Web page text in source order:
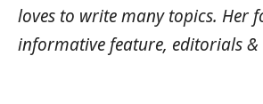
loves to write many topics. Her
informative feature, editorials &